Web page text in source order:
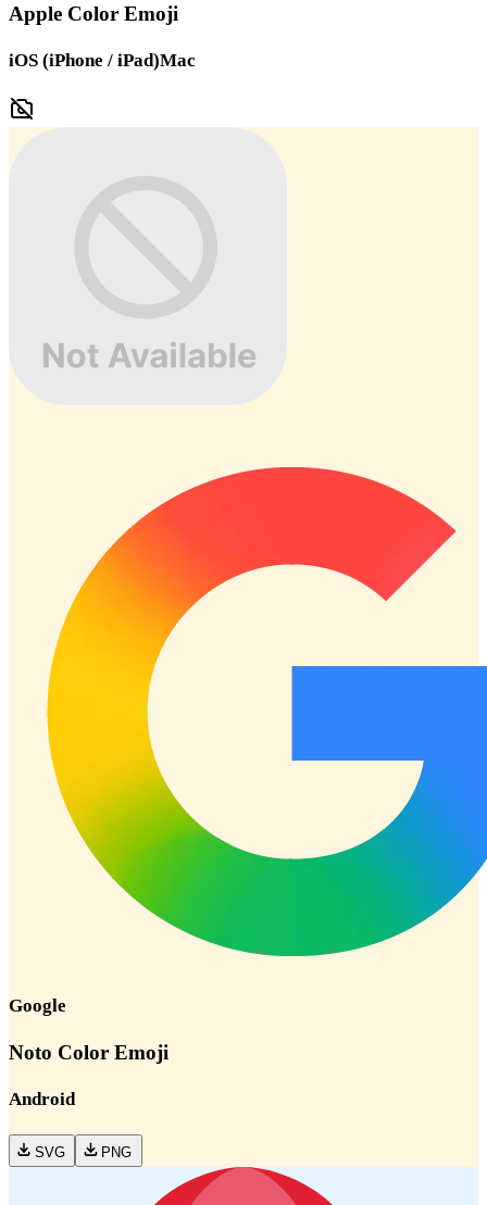
Apple Color Emoji
iOS (iPhone / iPad)Mac
Google
Noto Color Emoji
Android
SVG PNG